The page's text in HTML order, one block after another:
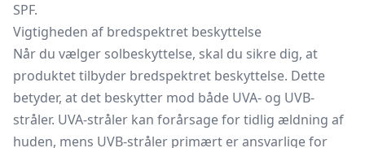
SPF.
Vigtigheden af bredspektret beskyttelse
Når du vælger solbeskyttelse, skal du sikre dig, at
produktet tilbyder bredspektret beskyttelse. Dette
betyder, at det beskytter mod både UVA- og UVB-
stråler. UVA-stråler kan forårsage for tidlig ældning af
huden, mens UVB-stråler primært er ansvarlige for